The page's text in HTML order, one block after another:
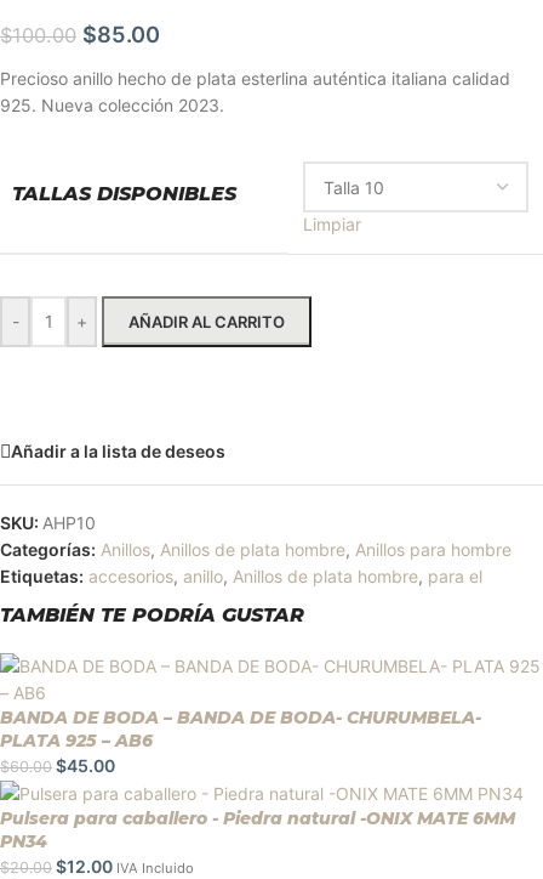
$100.00 $85.00
Precioso anillo hecho de plata esterlina auténtica italiana calidad
925. Nueva colección 2023.
TALLAS DISPONIBLES
Limpiar
- + AÑADIR AL CARRITO
Añadir a la lista de deseos
SKU: AHP10
Categorías: Anillos, Anillos de plata hombre, Anillos para hombre
Etiquetas: accesorios, anillo, Anillos de plata hombre, para el
TAMBIÉN TE PODRÍA GUSTAR
BANDA DE BODA – BANDA DE BODA- CHURUMBELA-
PLATA 925 – AB6
$60.00 $45.00
Pulsera para caballero - Piedra natural -ONIX MATE 6MM
PN34
$20.00 $12.00 IVA Incluido